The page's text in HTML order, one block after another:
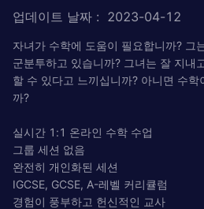
업데이트 날짜 : 2023-04-12
자녀가 수학에 도움이 필요합니까? 그
군분투하고 있습니까? 그녀는 잘 지내
할 수 있다고 느끼십니까? 아니면 수
까?
실시간 1:1 온라인 수학 수업
그룹 세션 없음
완전히 개인화된 세션
IGCSE, GCSE, A-레벨 커리큘럼
경험이 풍부하고 헌신적인 교사